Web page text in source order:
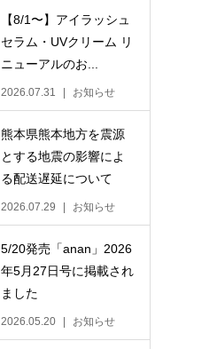
【8/1〜】アイラッシュ
セラム・UVクリーム リ
ニューアルのお...
2026.07.31 お知らせ
熊本県熊本地方を震源
とする地震の影響によ
る配送遅延について
2026.07.29 お知らせ
5/20発売「anan」2026
年5月27日号に掲載され
ました
2026.05.20 お知らせ